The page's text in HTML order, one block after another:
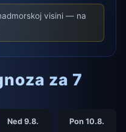
visini — na
za 7
Ned 9.8. Pon 10.8.